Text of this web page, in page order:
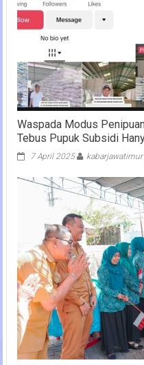
Waspada Modus
Tebus Pupuk Subsidi
7 April 2025 kabarjawatimur